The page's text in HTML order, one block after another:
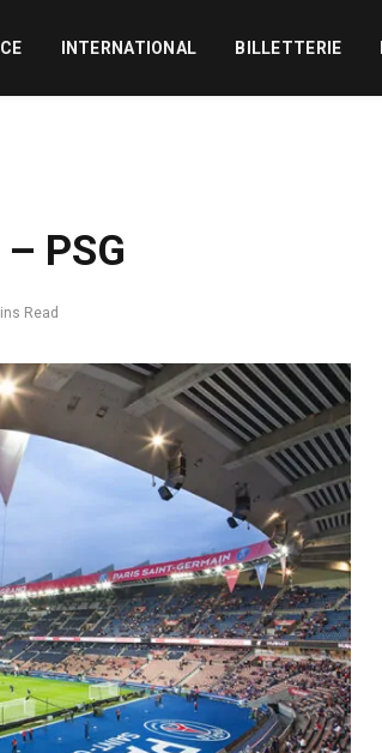
INTERNATIONAL BILLETTERIE
PSG
Read